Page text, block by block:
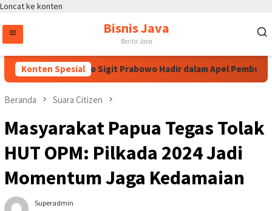
Loncat ke konten
Bisnis Java
Berita Java
Konten Spesial
Jenderal Listyo Sigit Prabowo Hadir dalam Apel Pembukaan
Beranda Suara Citizen
Masyarakat Papua Tegas Tolak
HUT OPM: Pilkada 2024 Jadi
Momentum Jaga Kedamaian
Superadmin